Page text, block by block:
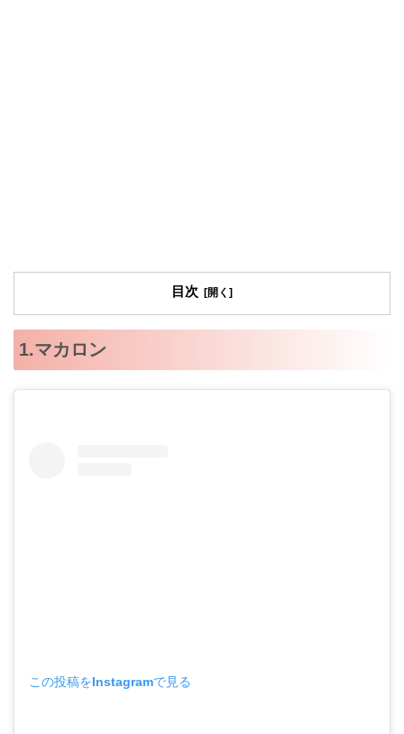
目次
1.マカロン
この投稿をInstagramで見る